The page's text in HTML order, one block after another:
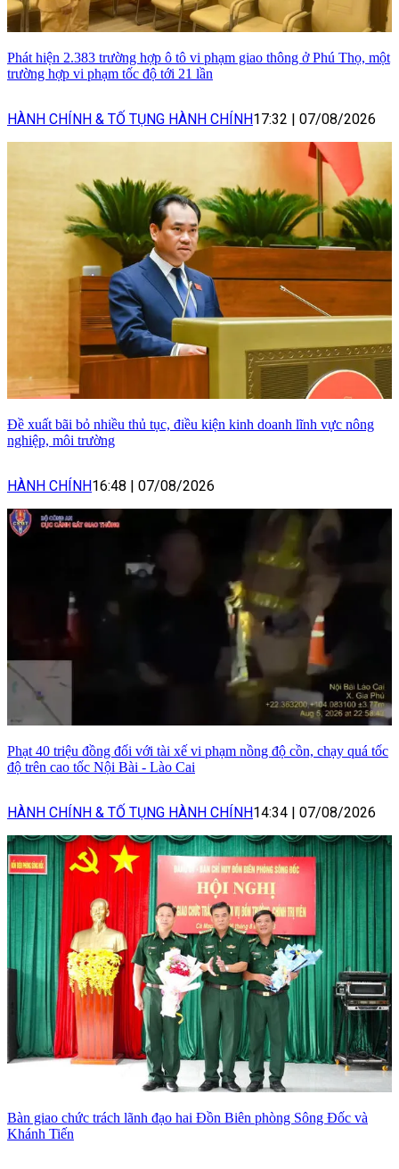
Phát hiện 2.383 trường hợp ô tô vi phạm giao thông ở Phú Thọ, một
trường hợp vi phạm tốc độ tới 21 lần
HÀNH CHÍNH & TỐ TỤNG HÀNH CHÍNH17:32 07/08/2026
Đề xuất bãi bỏ nhiều thủ tục, điều kiện kinh doanh lĩnh vực nông
nghiệp, môi trường
HÀNH CHÍNH16:48 07/08/2026
Phạt 40 triệu đồng đối với tài xế vi phạm nồng độ cồn, chạy quá tốc
độ trên cao tốc Nội Bài - Lào Cai
HÀNH CHÍNH & TỐ TỤNG HÀNH CHÍNH14:34 | 07/08/2026
Bàn giao chức trách lãnh đạo hai Đồn Biên phòng Sông Đốc và
Khánh Tiến